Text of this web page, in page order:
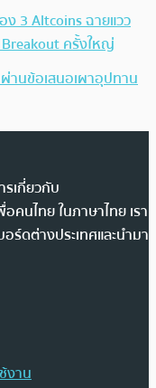
ง 3 Altcoins ฉายแวว
ครั้งใหญ่
านข้อเสนอเผาอุปทาน
เกี่ยวกับ
คนไทย ในภาษาไทย เรา
ร์ดต่างประเทศและนำมา
งาน